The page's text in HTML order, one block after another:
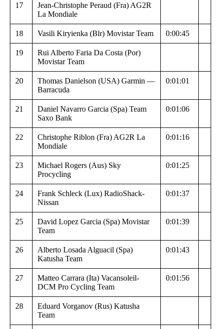
17
Jean-Christophe Peraud (Fra) AG2R
La Mondiale
18 Vasili Kiryienka (Blr) Movistar Team 0:00:45
19
Rui Alberto Faria Da Costa (Por)
Movistar Team
20
Thomas Danielson (USA) Garmin —
Barracuda
0:01:01
21
Daniel Navarro Garcia (Spa) Team
Saxo Bank
0:01:06
22
Christophe Riblon (Fra) AG2R La
Mondiale
0:01:16
23
Michael Rogers (Aus) Sky
Procycling
0:01:25
24
Frank Schleck (Lux) RadioShack-
Nissan
0:01:37
25
David Lopez Garcia (Spa) Movistar
Team
0:01:39
26
Alberto Losada Alguacil (Spa)
Katusha Team
0:01:43
27
Matteo Carrara (Ita) Vacansoleil-
DCM Pro Cycling Team
0:01:56
28
Eduard Vorganov (Rus) Katusha
Team